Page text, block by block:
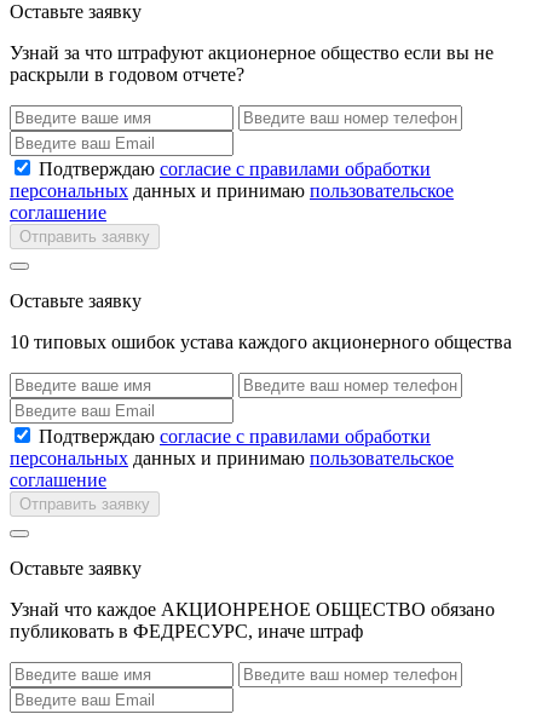
Оставьте заявку
Узнай за что штрафуют акционерное общество если вы не
раскрыли в годовом отчете?
Подтверждаю согласие с правилами обработки
персональных данных и принимаю пользовательское
соглашение
Отправить заявку
Оставьте заявку
10 типовых ошибок устава каждого акционерного общества
Подтверждаю согласие с правилами обработки
персональных данных и принимаю пользовательское
соглашение
Отправить заявку
Оставьте заявку
Узнай что каждое АКЦИОНРЕНОЕ ОБЩЕСТВО обязано
публиковать в ФЕДРЕСУРС, иначе штраф